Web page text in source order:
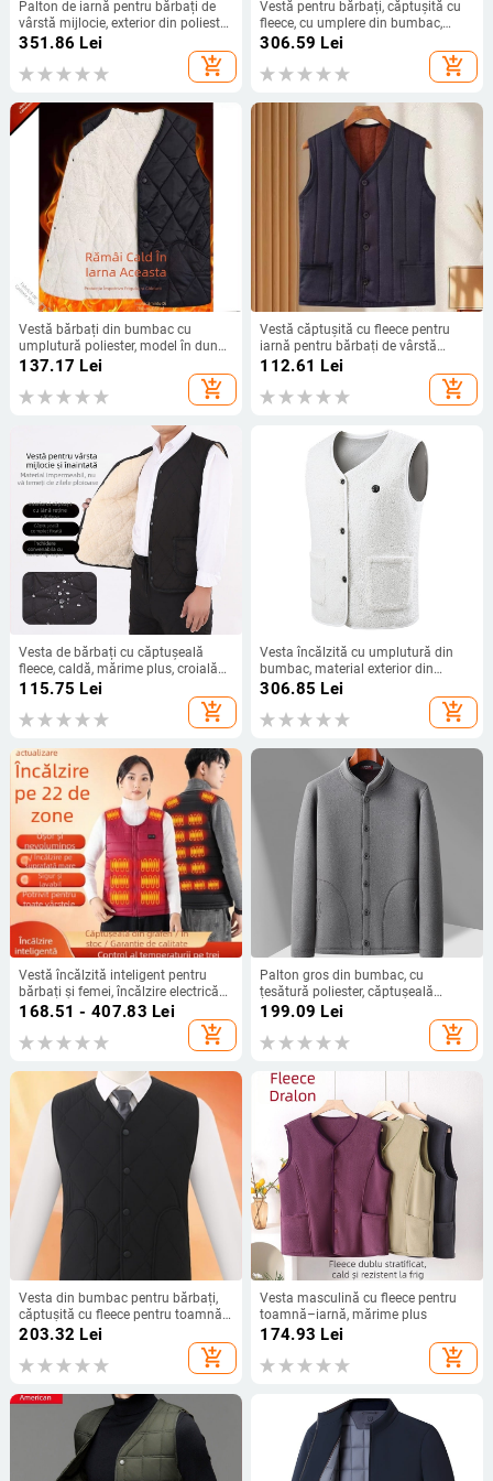
Palton de iarnă pentru bărbați de
vârstă mijlocie, exterior din poliester,
umplutură poliester, lungime medie,
cald, fermoar, multe buzunare
351.86 Lei
add_shopping_cart
Vestă pentru bărbați, căptușită cu
fleece, cu umplere din bumbac,
lungime medie, culoare solidă, fără
306.59 Lei
add_shopping_cart
Vestă bărbați din bumbac cu
umplutură poliester, model în dungi,
croială lejeră, căptușeală
137.17 Lei
add_shopping_cart
Vestă căptușită cu fleece pentru
iarnă pentru bărbați de vârstă
mijlocie și vârstnici, călduroasă,
112.61 Lei
add_shopping_cart
Vesta de bărbați cu căptușeală
fleece, caldă, mărime plus, croială
scurtă, buzunare patch, model
115.75 Lei
add_shopping_cart
Vesta încălzită cu umplutură din
bumbac, material exterior din
poliester, căptușeală din fleece,
306.85 Lei
add_shopping_cart
Vestă încălzită inteligent pentru
bărbați și femei, încălzire electrică
pentru exterior, fără glugă, căptușită
cu fleece și cu umplutură din
bumbac
168.51 - 407.83 Lei
add_shopping_cart
Palton gros din bumbac, cu
țesătură poliester, căptușeală
poliester, croială lejeră, fără glugă
199.09 Lei
add_shopping_cart
Vesta din bumbac pentru bărbați,
căptușită cu fleece pentru toamnă-
iarna, croială lejeră, strat de bază
203.32 Lei
add_shopping_cart
Vesta masculină cu fleece pentru
toamnă–iarnă, mărime plus
174.93 Lei
add_shopping_cart